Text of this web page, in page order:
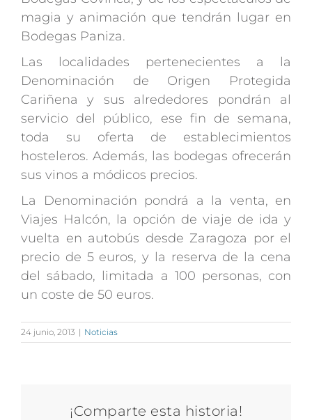
magia y animación que tendrán lugar en
Bodegas Paniza.
Las localidades pertenecientes a la
Denominación de Origen Protegida
Cariñena y sus alrededores pondrán al
servicio del público, ese fin de semana,
toda su oferta de establecimientos
hosteleros. Además, las bodegas ofrecerán
sus vinos a módicos precios.
La Denominación pondrá a la venta, en
Viajes Halcón, la opción de viaje de ida y
vuelta en autobús desde Zaragoza por el
precio de 5 euros, y la reserva de la cena
del sábado, limitada a 100 personas, con
un coste de 50 euros.
24 junio, 2013 | Noticias
¡Comparte esta historia!